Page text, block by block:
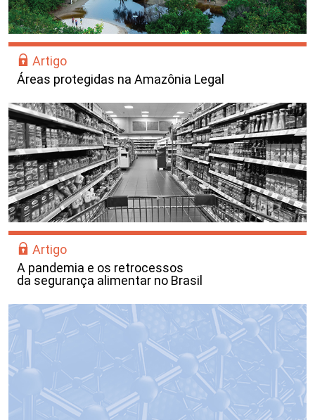
Artigo
Áreas protegidas na Amazônia Legal
Artigo
A pandemia e os retrocessos
da segurança alimentar no Brasil